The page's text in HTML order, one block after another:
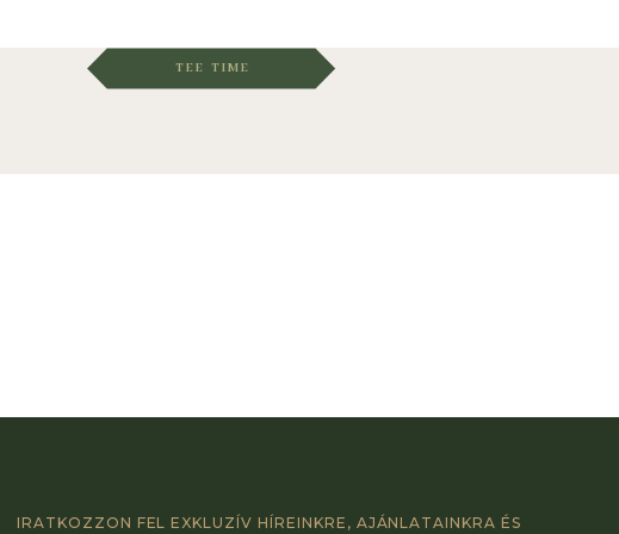
TEE TIME
IRATKOZZON FEL EXKLUZÍV HÍREINKRE, AJÁNLATAINKRA ÉS